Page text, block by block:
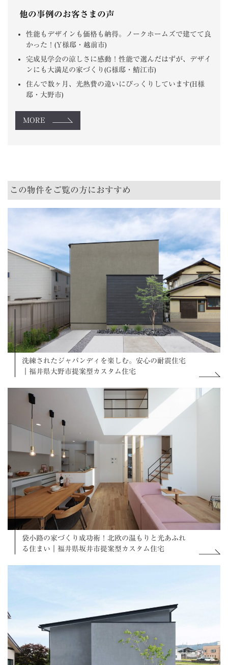
他の事例のお客さまの声
性能もデザインも価格も納得。ノークホームズで建てて良
かった！(Y様邸・越前市)
完成見学会の涼しさに感動！性能で選んだはずが、デザイ
ンにも大満足の家づくり(G様邸・鯖江市)
住んで数ヶ月、光熱費の違いにびっくりしています(H様
邸・大野市)
MORE
この物件をご覧の方におすすめ
洗練されたジャパンディを楽しむ。安心の耐震住宅
｜福井県大野市提案型カスタム住宅
袋小路の家づくり成功術！北欧の温もりと光あふれ
る住まい｜福井県坂井市提案型カスタム住宅